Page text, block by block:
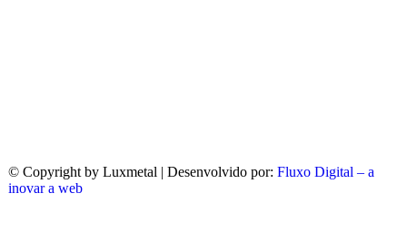
© Copyright by Luxmetal | Desenvolvido por: Fluxo Digital – a
inovar a web